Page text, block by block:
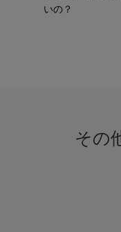
いの？
その